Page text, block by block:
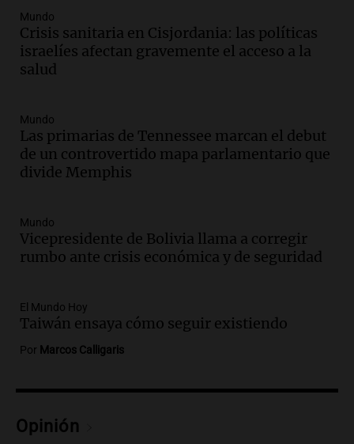
sus expectativas
Ahora país
Episodios
Audio.
Deportes Rosario
Episodios
Audio.Avanza el juicio a Oscar González
con nuevas declaraciones de testigos
Panorama Federal
Episodios
Audio. El viento complica el combate
Ahora país
Episodios
Audio.Las claves del giro en la causa de
detuvieron a su esposo
Episodios
Mundo
Crisis sanitaria en Cisjordania: las políticas
israelíes afectan gravemente el acceso a la
salud
Mundo
Las primarias de Tennessee marcan el debut
de un controvertido mapa parlamentario que
divide Memphis
Mundo
Vicepresidente de Bolivia llama a corregir
rumbo ante crisis económica y de seguridad
El Mundo Hoy
Taiwán ensaya cómo seguir existiendo
Por Marcos Calligaris
Opinión